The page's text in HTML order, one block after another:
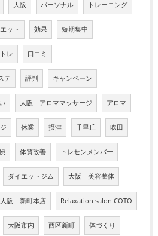
大阪 パーソナル トレーニング
ット 効果 短期集中
レ 口コミ
テ 評判 キャンペーン
大阪 アロママッサージ アロマ
休業 摂津 千里丘 吹田
体質改善 トレセンメンバー
ダイエットジム 大阪 美容整体
大阪 新町本店 Relaxation salon COTO
大阪市内 西区新町 体づくり